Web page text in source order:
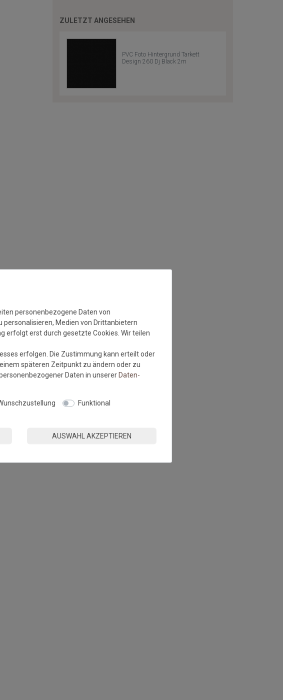
ZULETZT ANGESEHEN
PVC Foto Hintergrund Tarkett
Design 260 Dj Black 2m
personenbezogene Daten von
personalisieren, Medien von Drittanbietern
erfolgt erst durch gesetzte Cookies. Wir teilen
erfolgen. Die Zustimmung kann erteilt oder
späteren Zeitpunkt zu ändern oder zu
Daten in unsererDaten­
Funktional
AUSWAHL AKZEPTIEREN